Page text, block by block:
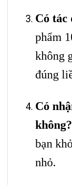
Có tác
phẩm
không
đúng
Có
không?
bạn
nhỏ.